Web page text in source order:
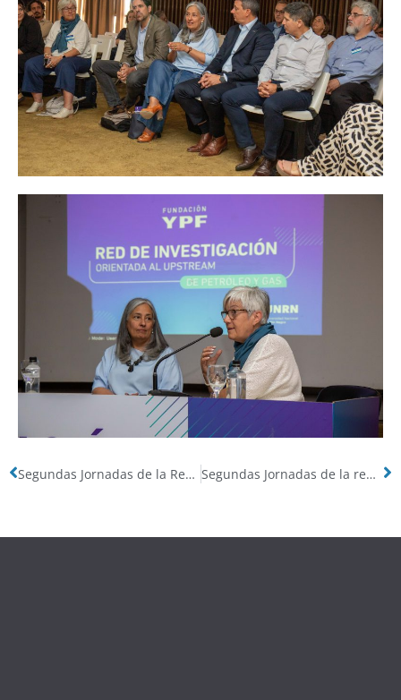
Segundas Jornadas de la Red, reunión en la UNRN, Sede Alto Valle Segundas Jornadas de la red visita a salas de monitoreo de YPF